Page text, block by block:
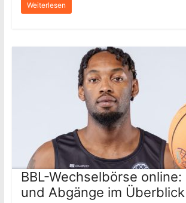
Weiterlesen
BBL-Wechselbörse
und Abgänge im Überblick